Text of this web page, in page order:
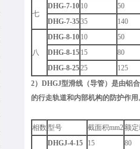
七
DHG-7-10 10
50
DHG-7-3535 140
八
DHG-8-10 10
50
DHG-8-15 15
80
DHG-8-2525
125
2）DHGJ型滑线（导管）是由铝
的行走轨道和内部机构的防护作用
相数 型号 截面积mm2额
DHGJ-4-15 15
80